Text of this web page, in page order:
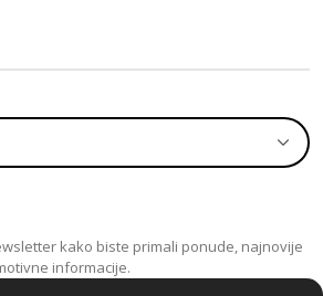
kako biste primali ponude, najnovije
informacije.